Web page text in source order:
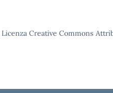
Creative Commons